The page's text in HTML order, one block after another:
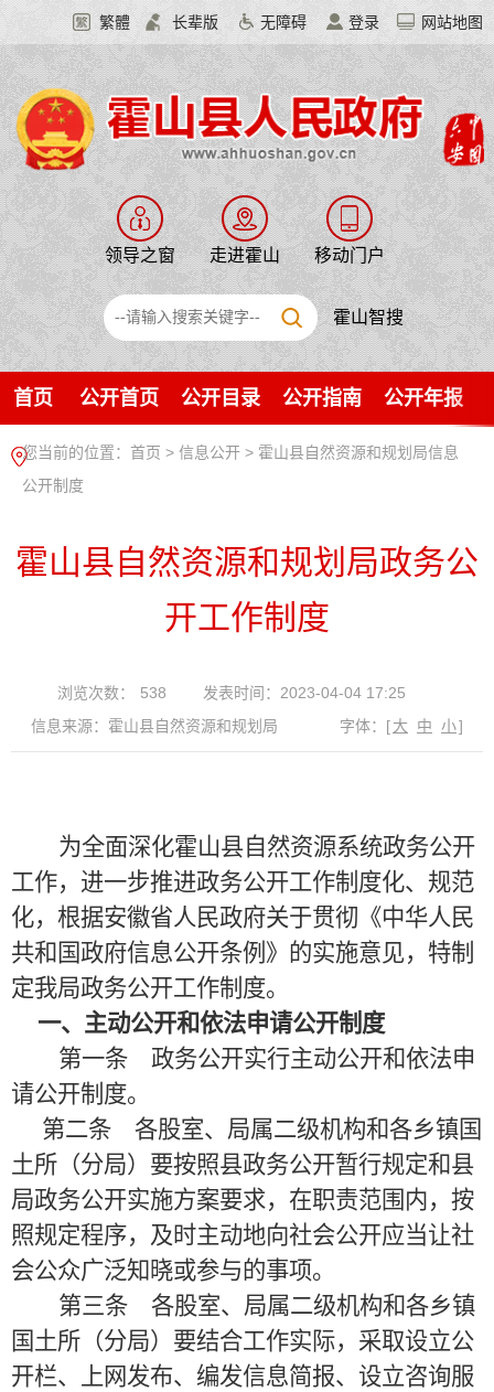
繁體 长辈版 无障碍 登录 网站地图
领导之窗 走进霍山 移动门户
霍山智搜
首页 公开首页 公开目录 公开指南 公开年报
您当前的位置： 首页 > 信息公开 > 霍山县自然资源和规划局信息
公开制度
霍山县自然资源和规划局政务公
开工作制度
浏览次数： 538
发表时间：2023-04-04 17:25
信息来源：霍山县自然资源和规划局
字体： [大 中 小]
为全面深化霍山县自然资源系统政务公开
工作，进一步推进政务公开工作制度化、规范
化，根据安徽省人民政府关于贯彻《中华人民
共和国政府信息公开条例》的实施意见，特制
定我局政务公开工作制度。
一、主动公开和依法申请公开制度
第一条 政务公开实行主动公开和依法申
请公开制度。
第二条 各股室、局属二级机构和各乡镇国
土所（分局）要按照县政务公开暂行规定和县
局政务公开实施方案要求，在职责范围内，按
照规定程序，及时主动地向社会公开应当让社
会公众广泛知晓或参与的事项。
第三条 各股室、局属二级机构和各乡镇
国土所（分局）要结合工作实际，采取设立公
开栏、上网发布、编发信息简报、设立咨询服